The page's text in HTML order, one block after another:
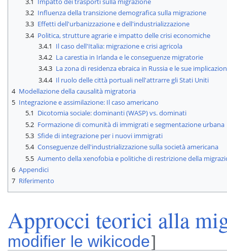
3.2 Influenza della transizione demografica sulla migrazione
3.3 Effetti dell'urbanizzazione e dell'industrializzazione
3.4 Politica, strutture agrarie e impatto delle crisi economiche
3.4.1 Il caso dell'Italia: migrazione e crisi agricola
3.4.2 La carestia in Irlanda e le conseguenze migratorie
3.4.3 La zona di residenza ebraica in Russia e le sue
3.4.4 Il ruolo delle città portuali nell'attrarre gli Stati Uniti
4 Modellazione della causalità migratoria
5 Integrazione e assimilazione: Il caso americano
5.1 Dicotomia sociale: dominanti (WASP) vs. dominati
5.2 Formazione di comunità di immigrati e segmentazione urbana
5.3 Sfide di integrazione per i nuovi immigrati
5.4 Conseguenze dell'industrializzazione sulla società americana
5.5 Aumento della xenofobia e politiche di restrizione della
6 Appendici
7 Riferimento
Approcci teorici alla
modifier le wikicode]